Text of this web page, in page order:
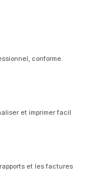
conforme.
et imprimer facil
et les factures